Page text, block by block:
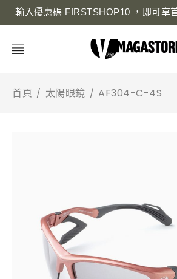
輸入優惠碼 FIRSTSHOP10 ，即可享
首頁 / 太陽眼鏡 / AF304-C-4S